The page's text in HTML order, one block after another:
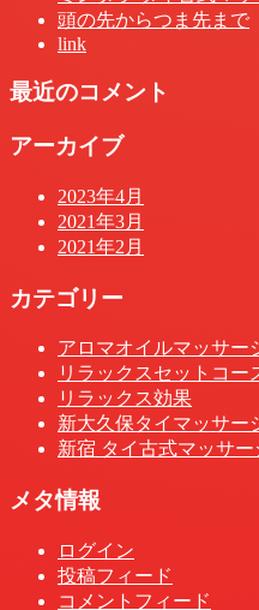
頭の先からつま先まで
link
最近のコメント
アーカイブ
2023年4月
2021年3月
2021年2月
カテゴリー
アロマオイルマッサー
リラックスセットコー
リラックス効果
新大久保タイマッサー
新宿 タイ古式マッサー
メタ情報
ログイン
投稿フィード
コメントフィード